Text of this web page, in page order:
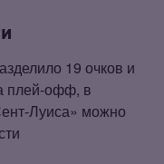
19 очков и
плей‑офф, в
можно